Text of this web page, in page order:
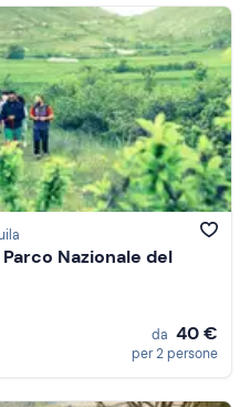
Nazionale del
da 40 €
per 2 persone